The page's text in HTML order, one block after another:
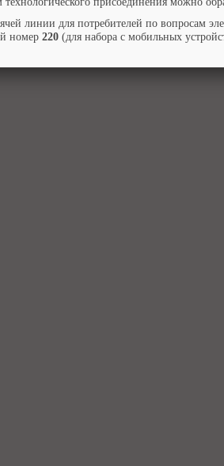
линии для потребителей по вопросам
номер 220 (для набора с мобильных